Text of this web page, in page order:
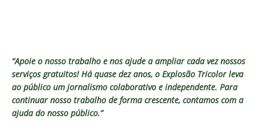
“Apoie o nosso trabalho e nos ajude a ampliar cada vez nossos
serviços gratuitos!Há quase dez anos, o Explosão Tricolor leva
ao público um jornalismo colaborativo e independente. Para
continuar nosso trabalho de forma crescente, contamos com a
ajuda do nosso público.”